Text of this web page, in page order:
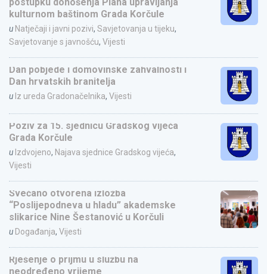
kulturnom baštinom Grada Korčule
u Natječaji i javni pozivi, Savjetovanja u tijeku,
Savjetovanje s javnošću, Vijesti
Dan pobjede i domovinske zahvalnosti i
Dan hrvatskih branitelja
u Iz ureda Gradonačelnika, Vijesti
Poziv za 15. sjednicu Gradskog vijeća
Grada Korčule
u Izdvojeno, Najava sjednice Gradskog vijeća,
Vijesti
Svečano otvorena izložba
“Poslijepodneva u hladu” akademske
slikarice Nine Šestanović u Korčuli
u Događanja, Vijesti
Rješenje o prijmu u službu na
neodređeno vrijeme